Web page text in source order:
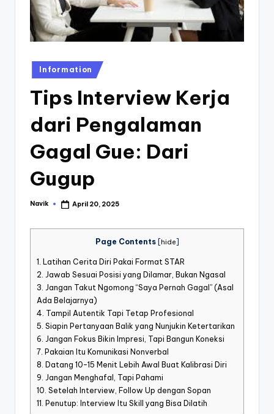
Posted
in
Information
Tips Interview Kerja
dari Pengalaman
Gagal Gue: Dari
Gugup
Posted
Navik April 20, 2025
Page Contents hide
1. Latihan Cerita Diri Pakai Format STAR
2. Jawab Sesuai Posisi yang Dilamar, Bukan Ngasal
3. Jangan Takut Ngomong “Saya Pernah Gagal” (Asal
Ada Belajarnya)
4. Tampil Autentik Tapi Tetap Profesional
5. Siapin Pertanyaan Balik yang Nunjukin Ketertarikan
6. Jangan Fokus Bikin Impresi, Tapi Bangun Koneksi
7. Pakaian Itu Komunikasi Nonverbal
8. Datang 10-15 Menit Lebih Awal Buat Kalibrasi Diri
9. Jangan Menghafal, Tapi Pahami
10. Setelah Interview, Follow Up dengan Sopan
11. Penutup: Interview Itu Skill yang Bisa Dilatih